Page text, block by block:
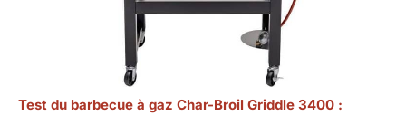
Test du barbecue à gaz Char-Broil Griddle 3400 :